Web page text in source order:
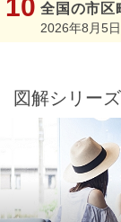
全国の市区
2026年8月5日
図解シリーズ